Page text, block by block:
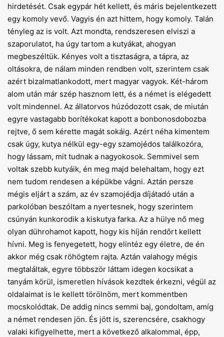
hirdetését. Csak egypár hét kellett, és máris bejelentkezett
egy komoly vevő. Vagyis én azt hittem, hogy komoly. Talán
tényleg az is volt. Azt mondta, rendszeresen elviszi a
szaporulatot, ha úgy tartom a kutyákat, ahogyan
megbeszéltük. Kényes volt a tisztaságra, a tápra, az
oltásokra, de nálam minden rendben volt, szerintem csak
azért bizalmatlankodott, mert magyar vagyok. Két-három
alom után már szép hasznom lett, és a német is elégedett
volt mindennel. Az állatorvos húzódozott csak, de miután
egyre vastagabb borítékokat kapott a bonbonosdobozba
rejtve, ő sem kérette magát sokáig. Azért néha kimentem
csak úgy, kutya nélkül egy-egy szamojédos találkozóra,
hogy lássam, mit tudnak a nagyokosok. Semmivel sem
voltak szebb kutyáik, én meg majd belehaltam, hogy ezt
nem tudom rendesen a képükbe vágni. Aztán persze
mégis eljárt a szám, az év szamojédja díjátadó után a
parkolóban beszóltam a nyertesnek, hogy szerintem
csúnyán kunkorodik a kiskutya farka. Az a hülye nő meg
olyan dührohamot kapott, hogy kis híján rendőrt kellett
hívni. Meg is fenyegetett, hogy elintéz egy életre, de én
akkor még csak röhögtem rajta. Aztán valahogy mégis
megtaláltak, egyre többször láttam idegen kocsikat a
tanyám körül, ismeretlen hívások kezdtek érkezni, végül az
oldalaimat is le kellett törölnöm, mert kommentben
mocskolódtak. De addig nincs semmi baj, gondoltam, amíg
a német rendesen jön. És jött is, szerencsére, csakhogy
valaki kifigyelhette, mert a következő alkalommal, épp,